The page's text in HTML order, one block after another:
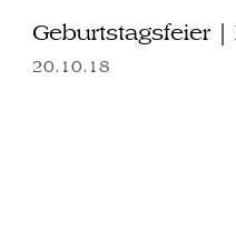
Geburtstagsfeier
20.10.18